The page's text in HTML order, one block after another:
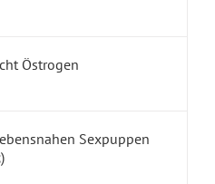
Östrogen
Sexpuppen